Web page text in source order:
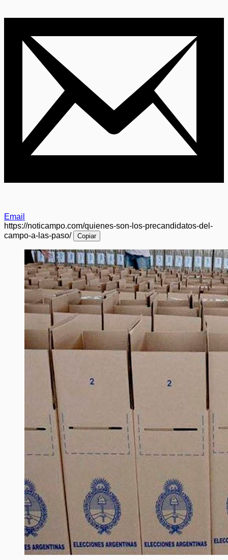
Email
https://noticampo.com/quienes-son-los-precandidatos-del-
campo-a-las-paso/
Copiar